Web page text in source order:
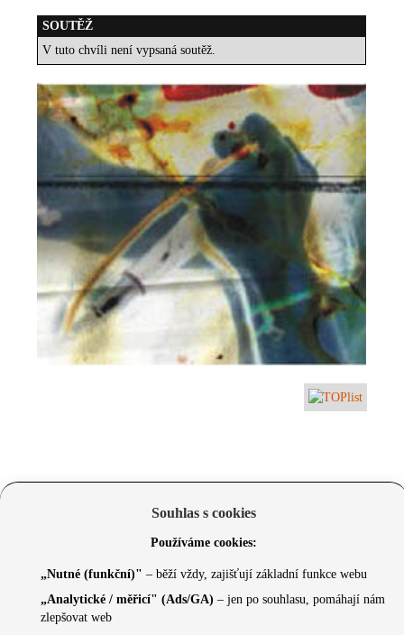
SOUTĚŽ
V tuto chvíli není vypsaná soutěž.
Souhlas s cookies
Používáme cookies:
„Nutné (funkční)" – běží vždy, zajišťují základní funkce webu
„Analytické / měřicí" (Ads/GA) – jen po souhlasu, pomáhají nám
zlepšovat web